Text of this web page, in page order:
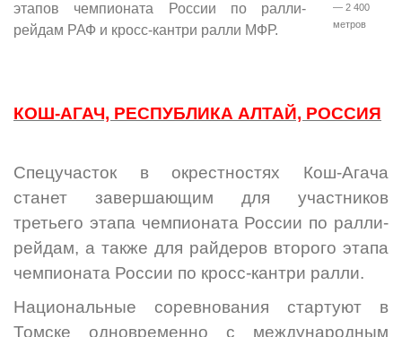
этапов чемпионата России по ралли-
рейдам РАФ и кросс-кантри ралли МФР.
— 2 400
метров
КОШ-АГАЧ, РЕСПУБЛИКА АЛТАЙ, РОССИЯ
Спецучасток в окрестностях Кош-Агача
станет завершающим для участников
третьего этапа чемпионата России по ралли-
рейдам, а также для райдеров второго этапа
чемпионата России по кросс-кантри ралли.
Национальные соревнования стартуют в
Томске одновременно с международным